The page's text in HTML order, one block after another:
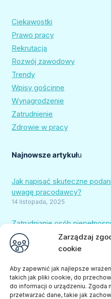
Zarządzaj
cookie
Aby zapewnić jak najlepsze
takich jak pliki cookie, do
do informacji o urządzeniu. Zgoda
przetwarzać dane, takie jak
Ciekawostki
Prawo pracy
Rekrutacja
Rozwój zawodowy
Trendy
Wpisy gościnne
Wynagrodzenie
Zatrudnienie
Zdrowie w pracy
Najnowsze artykułu
Jak napisać skuteczne
uwagę pracodawcy?
14 listopada, 2025
Zatrudnianie osób
Jak uniknąć pułapek i chronić
22 sierpnia, 2025
Sprawdzamy, ile realnie
2025 roku
17 marca, 2025